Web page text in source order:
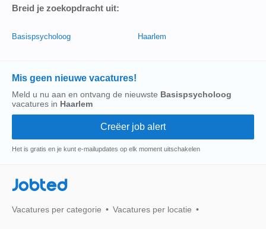
Breid je zoekopdracht uit:
Basispsycholoog Haarlem
Mis geen nieuwe vacatures!
Meld u nu aan en ontvang de nieuwste Basispsycholoog
vacatures in Haarlem
Het is gratis en je kunt e-mailupdates op elk moment uitschakelen
Jobted
Vacatures per categorie Vacatures per locatie